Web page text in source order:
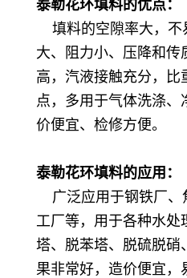
泰勒花环填料的优点：
填料的空隙率大，不
大、阻力小、 压降和传
高，汽液接触充分，比
点，多用于气体洗涤、
价便宜、检修方便。
泰勒花环填料的应用：
广泛应用于钢铁厂
工厂等，用于各种水处
塔、脱苯塔、脱硫脱硝
果非常好，造价便宜，